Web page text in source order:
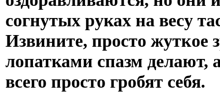
согнутых руках на весу
Извините, просто жуткое
лопатками спазм делают,
всего просто гробят себя.